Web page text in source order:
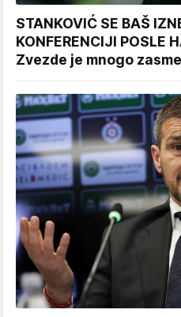
STANKOVIĆ SE BAŠ
KONFERENCIJI POSLE
Zvezde je mnogo